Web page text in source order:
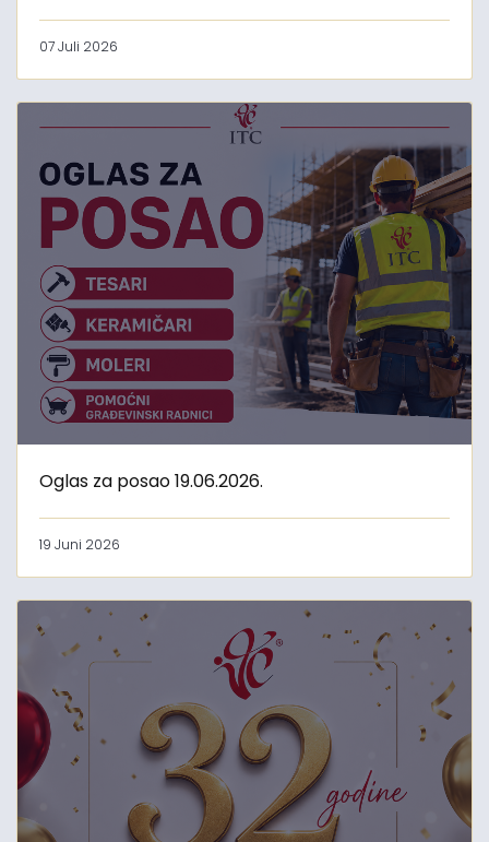
07 Juli 2026
Oglas za posao 19.06.2026.
19 Juni 2026